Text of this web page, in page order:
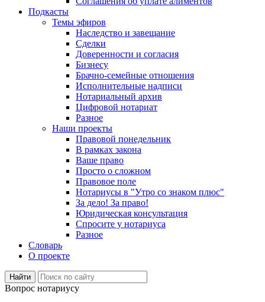
Подкасты
Темы эфиров
Наследство и завещание
Сделки
Доверенности и согласия
Бизнесу
Брачно-семейные отношения
Исполнительные надписи
Нотариальный архив
Цифровой нотариат
Разное
Наши проекты
Правовой понедельник
В рамках закона
Ваше право
Просто о сложном
Правовое поле
Нотариусы в "Утро со знаком плюс"
За дело! За право!
Юридическая консультация
Спросите у нотариуса
Разное
Словарь
О проекте
Вопрос нотариусу